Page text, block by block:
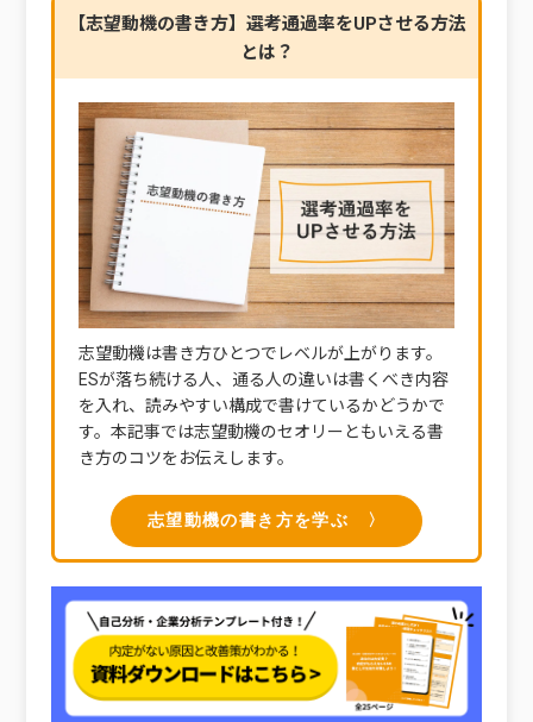
【志望動機の書き方】選考通過率をUPさせる方法
とは？
志望動機は書き方ひとつでレベルが上がります。
ESが落ち続ける人、通る人の違いは書くべき内容
を入れ、読みやすい構成で書けているかどうかで
す。本記事では志望動機のセオリーともいえる書
き方のコツをお伝えします。
志望動機の書き方を学ぶ 〉